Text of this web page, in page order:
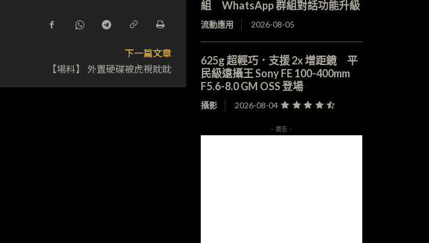
下一篇文章
【場料】 外置硬碟被虎視眈眈
組 WhatsApp 群組對話功能升級
流動應用 2026-08-05
625g 超輕巧．支援 2x 增距鏡 平
民級遠攝王 Sony FE 100-400mm
F5.6-8.0 GM OSS 登場
攝影 2026-08-04
- 廣告 -